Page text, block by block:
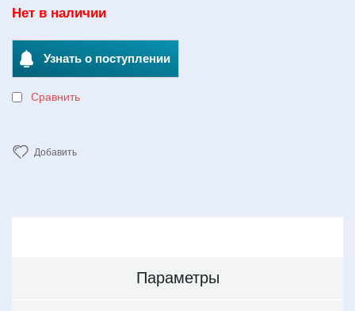
Нет в наличии
Узнать о поступлении
Сравнить
Добавить
Параметры